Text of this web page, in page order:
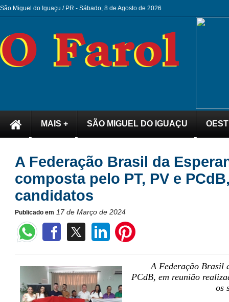
São Miguel do Iguaçu / PR - Sábado, 8 de Agosto de 2026
MAIS + SÃO MIGUEL DO IGUAÇU
A Federação Brasil da
composta pelo PT, PV e
candidatos
Publicado em 17 de Março de 2024
A Federação Brasil
PCdB, em reunião
os